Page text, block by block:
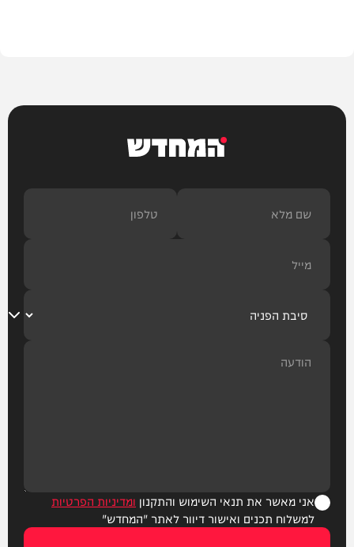
המחדש
אני מאשר את תנאי השימוש והתקנון ומדיניות הפרטיות
למשלוח תכנים ואישור דיוור לאתר "המחדש"